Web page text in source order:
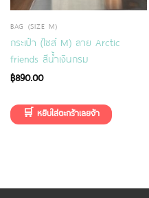
BAG (SIZE M)
กระเป๋า (ไซส์ M) ลาย Arctic
friends สีน้ำเงินกรม
฿890.00